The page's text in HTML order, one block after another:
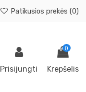
Patikusios prekės (0)
Prisijungti
0
Krepšelis